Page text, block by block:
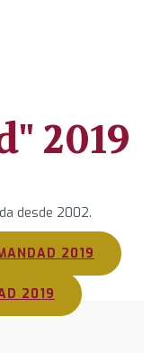
2019
desde 2002.
2019
2019